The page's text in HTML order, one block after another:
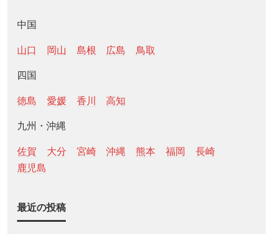
中国
山口 岡山 島根 広島 鳥取
四国
徳島 愛媛 香川 高知
九州・沖縄
佐賀 大分 宮崎 沖縄 熊本 福岡
長崎
鹿児島
最近の投稿